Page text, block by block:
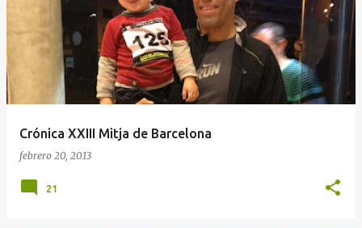
Crónica XXIII Mitja de Barcelona
febrero 20, 2013
21